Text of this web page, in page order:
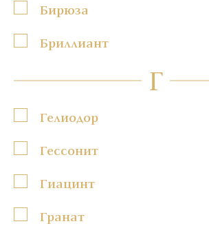
Бирюза
Бриллиант
Г
Гелиодор
Гессонит
Гиацинт
Гранат